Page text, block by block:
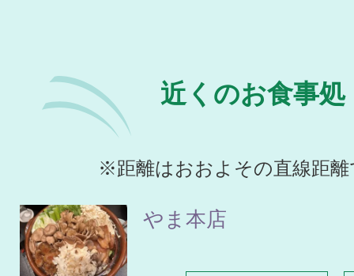
近くのお食事処
※距離はおおよその直線距離
やま本店